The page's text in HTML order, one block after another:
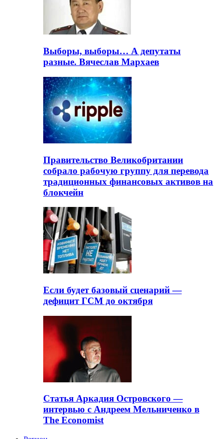
Выборы, выборы… А депутаты
разные. Вячеслав Мархаев
Правительство Великобритании
собрало рабочую группу для перевода
традиционных финансовых активов на
блокчейн
Если будет базовый сценарий —
дефицит ГСМ до октября
Статья Аркадия Островского —
интервью с Андреем Мельниченко в
The Economist